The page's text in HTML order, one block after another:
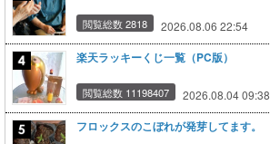
閲覧総数 2818 2026.08.06 22:54
楽天ラッキーくじ一覧（PC版）
閲覧総数 11198407 2026.08.04 09:38
フロックスのこぼれが発芽してます。